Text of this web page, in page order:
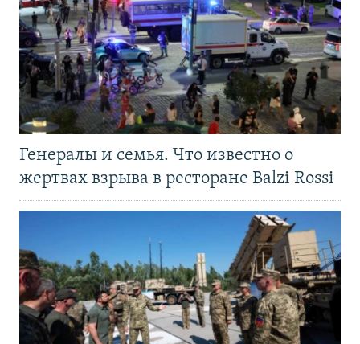
Генералы и семья. Что известно о
жертвах взрыва в ресторане Balzi Rossi